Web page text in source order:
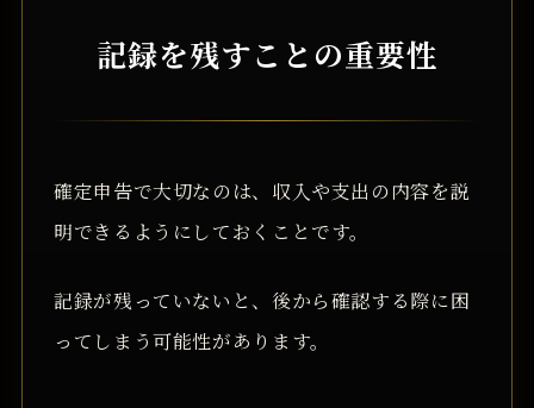
記録を残すことの重要性
確定申告で大切なのは、収入や支出の内容を説
明できるようにしておくことです。
記録が残っていないと、後から確認する際に困
ってしまう可能性があります。